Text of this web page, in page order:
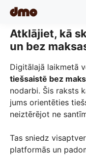
Skip
content
Atklājiet, kā
un bez
Digitālajā laikmetā
tiešsaistē bez
nodarbi. Šis raksts
jums orientēties
neiztērējot ne
Tas sniedz
platformās un